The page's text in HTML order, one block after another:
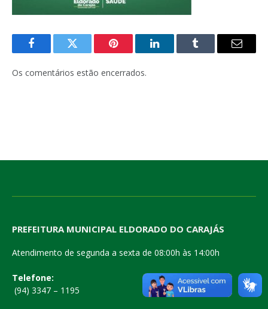
FacebookTwitter Pinterest LinkedInTumblr
E-
Os comentários estão encerrados.
PREFEITURA MUNICIPAL ELDORADO DO CARAJÁS
Atendimento de segunda a sexta de 08:00h às 14:00h
Telefone:
(94) 3347 – 1195